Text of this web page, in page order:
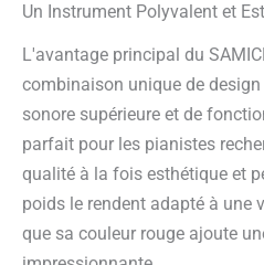
Un Instrument Polyvalent et
L'avantage principal du
combinaison unique de
sonore supérieure et de
parfait pour les pianistes
qualité à la fois esthétique et
poids le rendent adapté à une
que sa couleur rouge ajoute